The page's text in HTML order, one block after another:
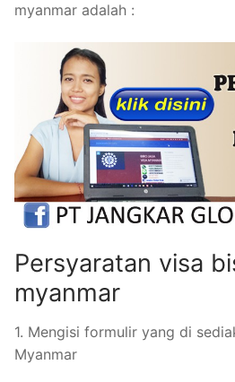
myanmar adalah :
Persyaratan visa
myanmar
1. Mengisi formulir yang di
Myanmar